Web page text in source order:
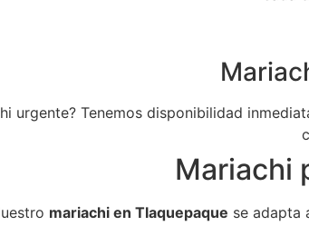
urgente? Tenemos disponibilidad
Mariachi
mariachi en Tlaquepaque se adapta